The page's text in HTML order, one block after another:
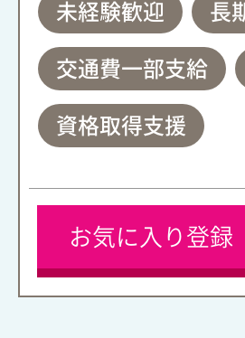
未経験歓迎 長
交通費一部支給
資格取得支援
お気に入り登録